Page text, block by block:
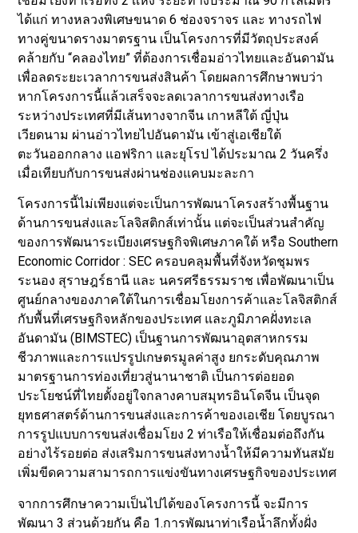
ได้แก่ ทางหลวงพิเศษขนาด 6 ช่องจราจร และ ทางรถไฟ
ทางคู่ขนาดรางมาตรฐาน เป็นโครงการที่มีวัตถุประสงค์
คล้ายกับ “คลองไทย” ที่ต้องการเชื่อมอ่าวไทยและอันดามัน
เพื่อลดระยะเวลาการขนส่งสินค้า โดยผลการศึกษาพบว่า
หากโครงการนี้แล้วเสร็จจะลดเวลาการขนส่งทางเรือ
ระหว่างประเทศที่มีเส้นทางจากจีน เกาหลีใต้ ญี่ปุ่น
เวียดนาม ผ่านอ่าวไทยไปอันดามัน เข้าสู่เอเชียใต้
ตะวันออกกลาง แอฟริกา และยุโรป ได้ประมาณ 2 วันครึ่ง
เมื่อเทียบกับการขนส่งผ่านช่องแคบมะละกา
โครงการนี้ไม่เพียงแต่จะเป็นการพัฒนาโครงสร้างพื้นฐาน
ด้านการขนส่งและโลจิสติกส์เท่านั้น แต่จะเป็นส่วนสำคัญ
ของการพัฒนาระเบียงเศรษฐกิจพิเศษภาคใต้ หรือ Southern
Economic Corridor : SEC ครอบคลุมพื้นที่จังหวัดชุมพร
ระนอง สุราษฎร์ธานี และ นครศรีธรรมราช เพื่อพัฒนาเป็น
ศูนย์กลางของภาคใต้ในการเชื่อมโยงการค้าและโลจิสติกส์
กับพื้นที่เศรษฐกิจหลักของประเทศ และภูมิภาคฝั่งทะเล
อันดามัน (BIMSTEC) เป็นฐานการพัฒนาอุตสาหกรรม
ชีวภาพและการแปรรูปเกษตรมูลค่าสูง ยกระดับคุณภาพ
มาตรฐานการท่องเที่ยวสู่นานาชาติ เป็นการต่อยอด
ประโยชน์ที่ไทยตั้งอยู่ใจกลางคาบสมุทรอินโดจีน เป็นจุด
ยุทธศาสตร์ด้านการขนส่งและการค้าของเอเชีย โดยบูรณา
การรูปแบบการขนส่งเชื่อมโยง 2 ท่าเรือให้เชื่อมต่อถึงกัน
อย่างไร้รอยต่อ ส่งเสริมการขนส่งทางน้ำให้มีความทันสมัย
เพิ่มขีดความสามารถการแข่งขันทางเศรษฐกิจของประเทศ
จากการศึกษาความเป็นไปได้ของโครงการนี้ จะมีการ
พัฒนา 3 ส่วนด้วยกัน คือ 1.การพัฒนาท่าเรือน้ำลึกทั้งฝั่ง